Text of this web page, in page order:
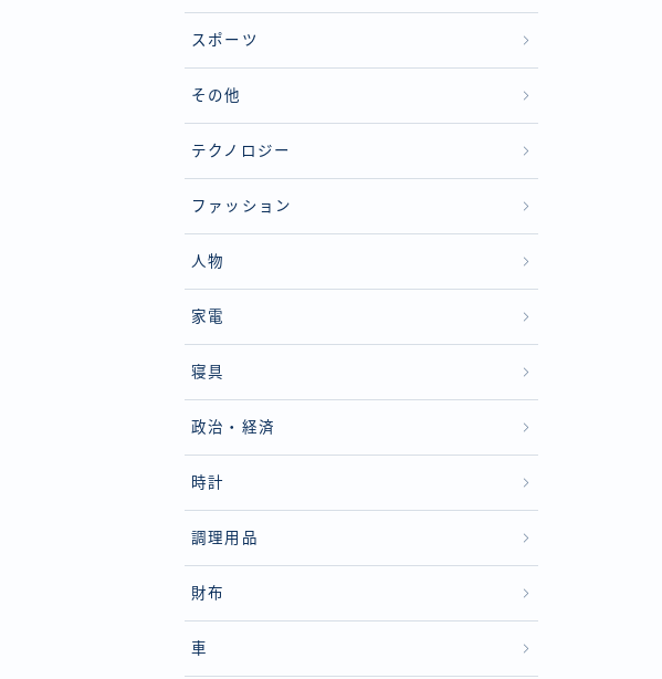
スポーツ
その他
テクノロジー
ファッション
人物
家電
寝具
政治・経済
時計
調理用品
財布
車